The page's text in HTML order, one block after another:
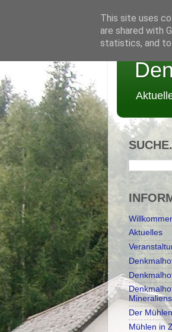
Aktuelles
Der
Mühlen in
This site uses
are shared with
statistics, and